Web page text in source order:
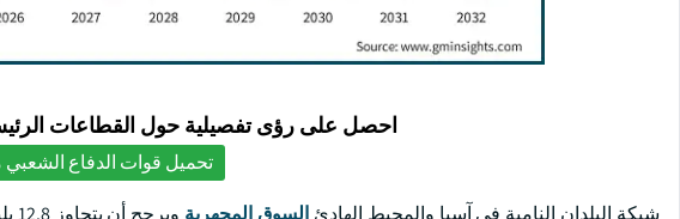
احصل على رؤى تفصيلية حول القطاعات
تحميل قوات الدفاع الشعبي
شبكة البلدان النامية في آسيا والمحيط الهادئ السوق المجهرية